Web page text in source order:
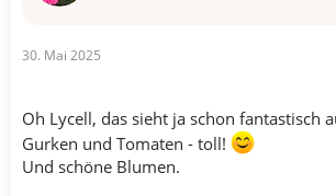
30. Mai 2025
Oh Lycell, das sieht ja schon fantastisch
Gurken und Tomaten - toll!
Und schöne Blumen.